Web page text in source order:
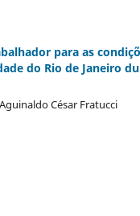
para as
do Rio de Janeiro
César Fratucci